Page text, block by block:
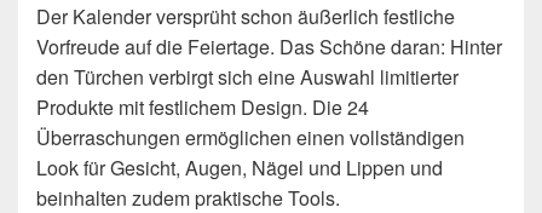
Der Kalender versprüht schon äußerlich festliche
Vorfreude auf die Feiertage. Das Schöne daran: Hinter
den Türchen verbirgt sich eine Auswahl limitierter
Produkte mit festlichem Design. Die 24
Überraschungen ermöglichen einen vollständigen
Look für Gesicht, Augen, Nägel und Lippen und
beinhalten zudem praktische Tools.